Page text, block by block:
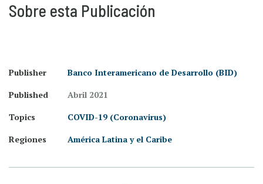
Sobre esta Publicación
Publisher
Banco Interamericano de Desarrollo (BID)
Published
Abril 2021
Topics
COVID-19 (Coronavirus)
Regiones
América Latina y el Caribe